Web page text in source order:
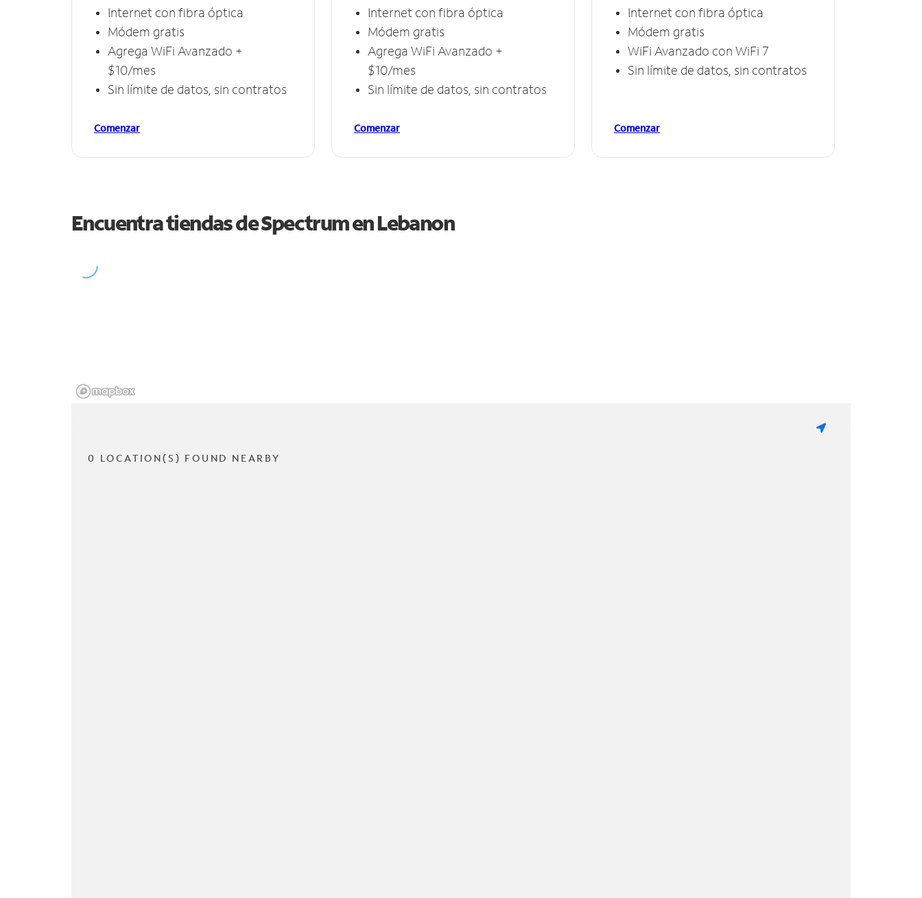
Internet con fibra óptica
Módem gratis
Agrega WiFi Avanzado +
$10/mes
Sin límite de datos, sin contratos
Comenzar
Internet con fibra óptica
Módem gratis
Agrega WiFi Avanzado +
$10/mes
Sin límite de datos, sin contratos
Comenzar
Internet con fibra óptica
Módem gratis
WiFi Avanzado con WiFi 7
Sin límite de datos, sin contratos
Comenzar
Encuentra tiendas de Spectrum enLebanon
0 LOCATION(S) FOUND NEARBY